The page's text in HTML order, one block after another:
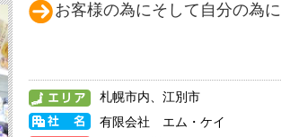
お客様の為にそして自分の為に
札幌市内、江別市
有限会社 エム・ケイ